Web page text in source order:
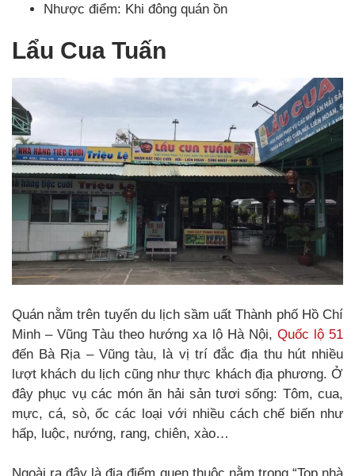
Nhược điểm: Khi đông quán ồn
Lẩu Cua Tuấn
Quán nằm trên tuyến du lịch sầm uất Thành phố Hồ Chí
Minh – Vũng Tàu theo hướng xa lộ Hà Nội, Quốc lộ 51
đến Bà Rịa – Vũng tàu, là vị trí đắc địa thu hút nhiều
lượt khách du lịch cũng như thực khách địa phương. Ở
đây phục vụ các món ăn hải sản tươi sống: Tôm, cua,
mực, cá, sò, ốc các loại với nhiều cách chế biến như
hấp, luộc, nướng, rang, chiên, xào…